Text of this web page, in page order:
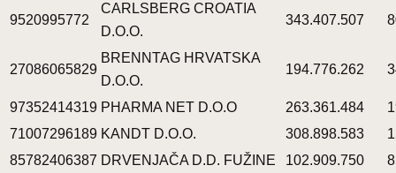
9520995772
CARLSBERG CROATIA
D.O.O.
343.407.507
27086065829
BRENNTAG HRVATSKA
D.O.O.
194.776.262
97352414319 PHARMA NET D.O.O 263.361.484
71007296189 KANDT D.O.O. 308.898.583
85782406387 DRVENJAČA D.D. FUŽINE 102.909.750